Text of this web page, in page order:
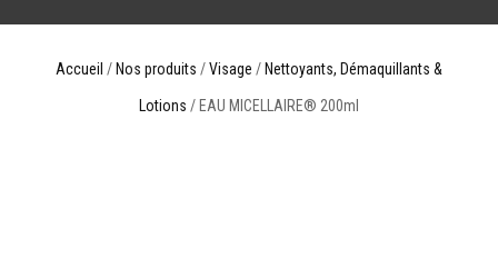
Accueil / Nos produits /Visage / Nettoyants, Démaquillants &
Lotions / EAU MICELLAIRE® 200ml